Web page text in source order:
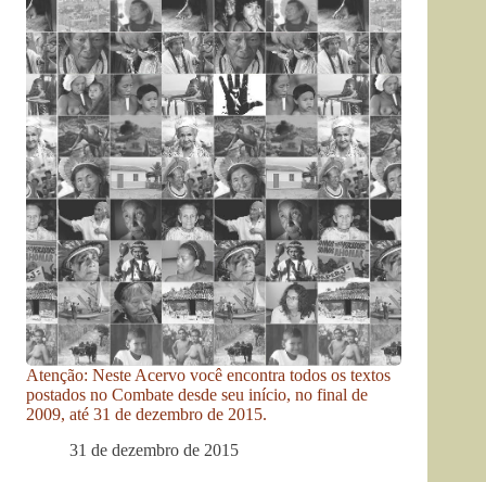
Atenção: Neste Acervo você encontra todos os textos
postados no Combate desde seu início, no final de
2009, até 31 de dezembro de 2015.
31 de dezembro de 2015